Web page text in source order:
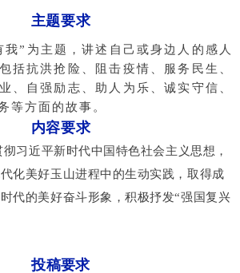
主题要求
括抗洪抢险、阻击疫情、服务民生、
、自强励志、助人为乐、诚实守信、
等方面的故事。
内容要求
习近平新时代中国特色社会主义思想，
化美好玉山进程中的生动实践，取得成
代的美好奋斗形象，积极抒发“强国复兴
投稿要求